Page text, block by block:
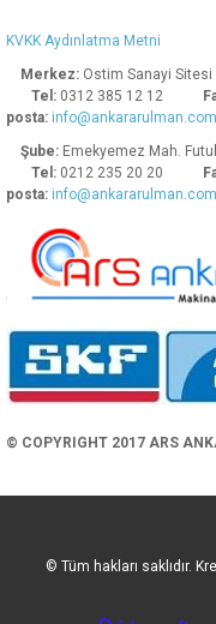
Ürün fiyatı diğer
Bu ürüne benzer
KVKK Aydınlatma Metni
Merkez: Ostim Sanayi
Tel: 0312 385 12 12
posta:
Şube: Emekyemez Mah.
Tel: 0212 235 20 20
posta:
© COPYRIGHT 2017 ARS
© Tüm hakları saklıdır.